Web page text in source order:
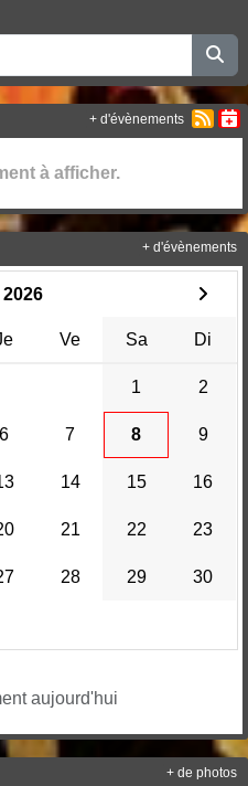
à afficher.
+ d'évènements
Ve Sa Di
1 2
6 7 8 9
14 15 16
21 22 23
28 29 30
aujourd'hui
+ d'évènements
+ de photos